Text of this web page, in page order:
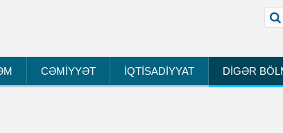
CƏMİYYƏT İQTİSADİYYAT DİGƏR